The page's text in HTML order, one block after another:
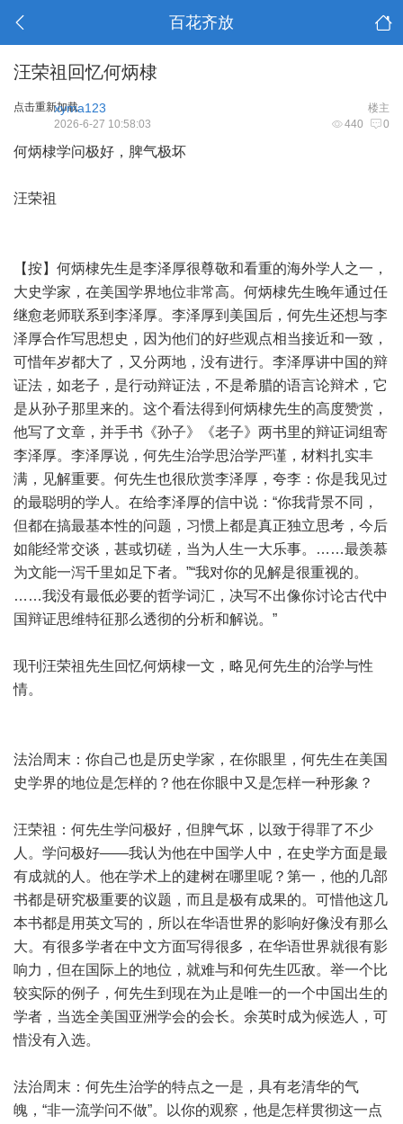
百花齐放
汪荣祖回忆何炳棣
点击重新加载 楼主
xyma123
440 0
2026-6-27 10:58:03
何炳棣学问极好，脾气极坏
汪荣祖
【按】何炳棣先生是李泽厚很尊敬和看重的海外学人之一，
大史学家，在美国学界地位非常高。何炳棣先生晚年通过任
继愈老师联系到李泽厚。李泽厚到美国后，何先生还想与李
泽厚合作写思想史，因为他们的好些观点相当接近和一致，
可惜年岁都大了，又分两地，没有进行。李泽厚讲中国的辩
证法，如老子，是行动辩证法，不是希腊的语言论辩术，它
是从孙子那里来的。这个看法得到何炳棣先生的高度赞赏，
他写了文章，并手书《孙子》《老子》两书里的辩证词组寄
李泽厚。李泽厚说，何先生治学思治学严谨，材料扎实丰
满，见解重要。何先生也很欣赏李泽厚，夸李：你是我见过
的最聪明的学人。在给李泽厚的信中说：“你我背景不同，
但都在搞最基本性的问题，习惯上都是真正独立思考，今后
如能经常交谈，甚或切磋，当为人生一大乐事。……最羡慕
为文能一泻千里如足下者。”“我对你的见解是很重视的。
……我没有最低必要的哲学词汇，决写不出像你讨论古代中
国辩证思维特征那么透彻的分析和解说。”
现刊汪荣祖先生回忆何炳棣一文，略见何先生的治学与性
情。
法治周末：你自己也是历史学家，在你眼里，何先生在美国
史学界的地位是怎样的？他在你眼中又是怎样一种形象？
汪荣祖：何先生学问极好，但脾气坏，以致于得罪了不少
人。学问极好——我认为他在中国学人中，在史学方面是最
有成就的人。他在学术上的建树在哪里呢？第一，他的几部
书都是研究极重要的议题，而且是极有成果的。可惜他这几
本书都是用英文写的，所以在华语世界的影响好像没有那么
大。有很多学者在中文方面写得很多，在华语世界就很有影
响力，但在国际上的地位，就难与和何先生匹敌。举一个比
较实际的例子，何先生到现在为止是唯一的一个中国出生的
学者，当选全美国亚洲学会的会长。余英时成为候选人，可
惜没有入选。
法治周末：何先生治学的特点之一是，具有老清华的气
魄，“非一流学问不做”。以你的观察，他是怎样贯彻这一点